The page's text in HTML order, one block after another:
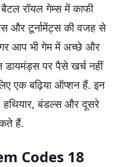
रॉयल गेम्स में काफी
और टूर्नामेंट्स की वजह से
आप भी गेम में अच्छे और
डायमंड्स पर पैसे खर्च नहीं
एक बढ़िया ऑप्शन हैं. इन
बंडल्स और दूसरे
हैं.
Codes 18